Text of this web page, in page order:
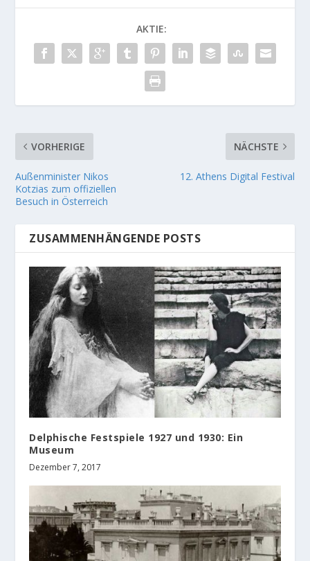
AKTIE:
VORHERIGE
Außenminister Nikos
Kotzias zum offiziellen
Besuch in Österreich
NÄCHSTE
12. Athens Digital Festival
ZUSAMMENHÄNGENDE POSTS
Delphische Festspiele 1927 und 1930: Ein
Museum
Dezember 7, 2017